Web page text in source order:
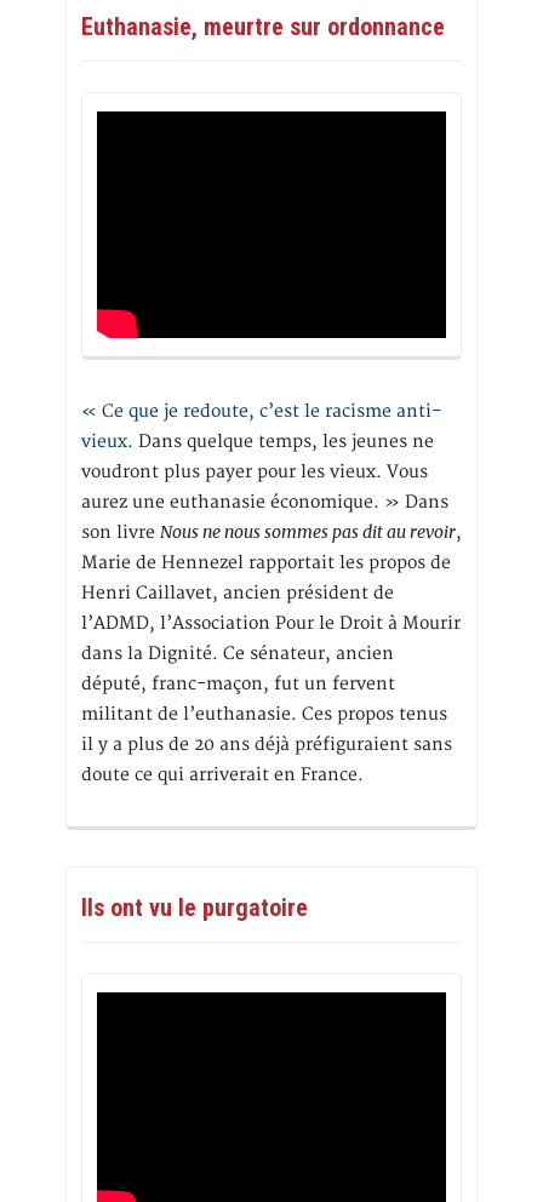
Euthanasie, meurtre sur ordonnance
« Ce que je redoute, c’est le racisme anti-
vieux. Dans quelque temps, les jeunes ne
voudront plus payer pour les vieux. Vous
aurez une euthanasie économique. » Dans
son livre Nous ne nous sommes pas dit au revoir,
Marie de Hennezel rapportait les propos de
Henri Caillavet, ancien président de
l’ADMD, l’Association Pour le Droit à Mourir
dans la Dignité. Ce sénateur, ancien
député, franc-maçon, fut un fervent
militant de l’euthanasie. Ces propos tenus
il y a plus de 20 ans déjà préfiguraient sans
doute ce qui arriverait en France.
Ils ont vu le purgatoire